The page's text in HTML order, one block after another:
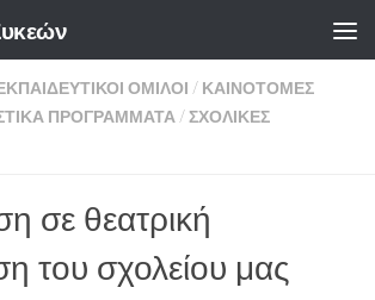
ΌΜΙΛΟΙ / ΚΑΙΝΟΤΌΜΕΣ
ΠΡΟΓΡΆΜΜΑΤΑ/ΣΧΟΛΙΚΈΣ
σε θεατρική
του σχολείου μας